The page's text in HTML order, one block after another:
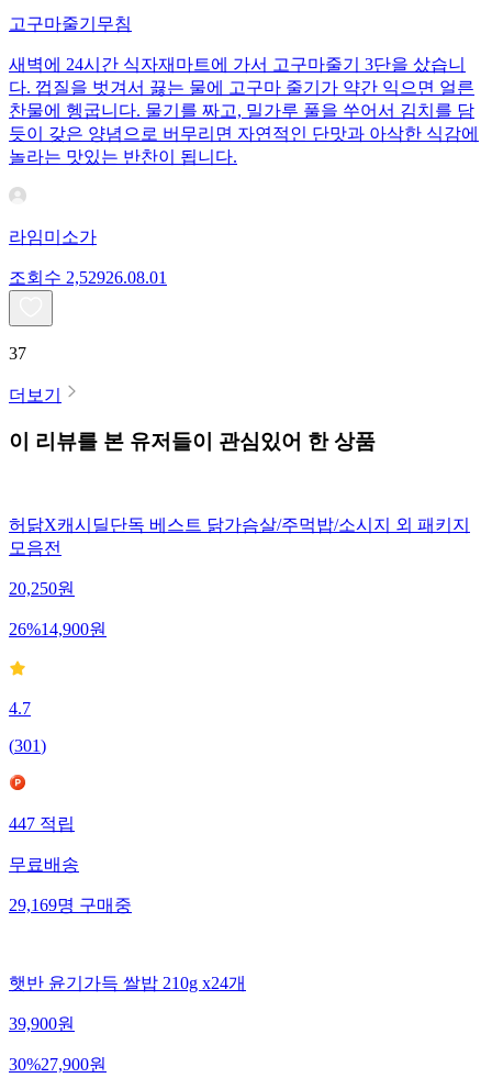
고구마줄기무침
새벽에 24시간 식자재마트에 가서 고구마줄기 3단을 샀습니
다. 껍질을 벗겨서 끓는 물에 고구마 줄기가 약간 익으면 얼른
찬물에 헹굽니다. 물기를 짜고, 밀가루 풀을 쑤어서 김치를 담
듯이 갖은 양념으로 버무리면 자연적인 단맛과 아삭한 식감에
놀라는 맛있는 반찬이 됩니다.
라임미소가
조회수 2,52926.08.01
37
더보기
이 리뷰를 본 유저들이 관심있어 한 상품
허닭X캐시딜단독 베스트 닭가슴살/주먹밥/소시지 외 패키지
모음전
20,250원
26%14,900원
4.7
(301)
447 적립
무료배송
29,169명 구매중
햇반 윤기가득 쌀밥 210g x24개
39,900원
30%27,900원